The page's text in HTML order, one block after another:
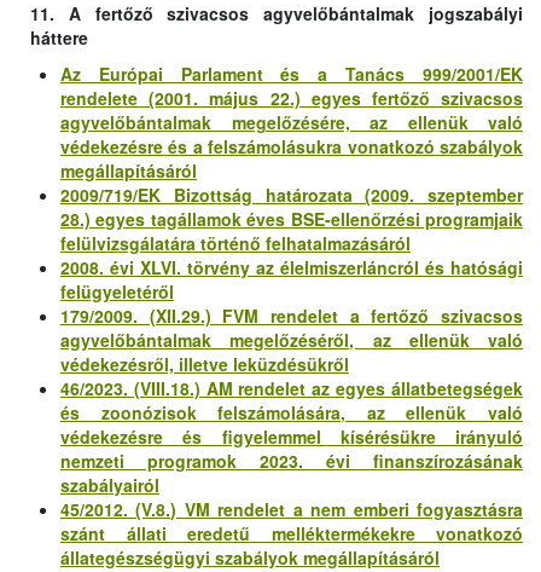
11. A fertőző szivacsos agyvelőbántalmak jogszabályi
háttere
Az Európai Parlament és a Tanács 999/2001/EK
rendelete (2001. május 22.) egyes fertőző szivacsos
agyvelőbántalmak megelőzésére, az ellenük való
védekezésre és a felszámolásukra vonatkozó szabályok
megállapításáról
2009/719/EK Bizottság határozata (2009. szeptember
28.) egyes tagállamok éves BSE-ellenőrzési programjaik
felülvizsgálatára történő felhatalmazásáról
2008. évi XLVI. törvény az élelmiszerláncról és hatósági
felügyeletéről
179/2009. (XII.29.) FVM rendelet a fertőző szivacsos
agyvelőbántalmak megelőzéséről, az ellenük való
védekezésről, illetve leküzdésükről
46/2023. (VIII.18.) AM rendelet az egyes állatbetegségek
és zoonózisok felszámolására, az ellenük való
védekezésre és figyelemmel kísérésükre irányuló
nemzeti programok 2023. évi finanszírozásának
szabályairól
45/2012. (V.8.) VM rendelet a nem emberi fogyasztásra
szánt állati eredetű melléktermékekre vonatkozó
állategészségügyi szabályok megállapításáról